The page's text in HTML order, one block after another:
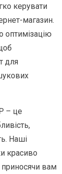
керувати
магазин.
оптимізацію
для
– це
Наші
красиво
вам